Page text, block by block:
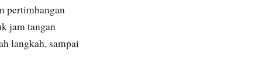
pertimbangan
jam tangan
langkah, sampai